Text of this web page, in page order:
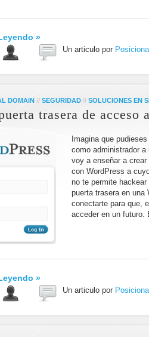
»
Un articulo por
DOMAIN // SEGURIDAD // SOLUCIONES EN
trasera de acceso
Imagina que
como administrador
voy a enseñar a crear
con WordPress a
no te permite
puerta trasera en una
conectarte para que,
acceder en un
»
Un articulo por